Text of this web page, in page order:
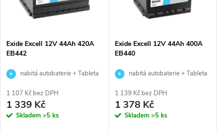
p
r
o
d
s
p
r
o
Exide Excell 12V 44Ah 420A
EB442
nabitá autobaterie + Tableta
výkup staré baterie při doručení
nebo v prodejně Jinočany
1 107 Kč bez DPH
1 339 Kč
Skladem >5 ks
Exide Excell 12V 44Ah 400A
EB440
nabitá autobaterie + Tableta
výkup staré baterie při doručení
nebo v prodejně Jinočany
1 139 Kč bez DPH
1 378 Kč
Skladem >5 ks